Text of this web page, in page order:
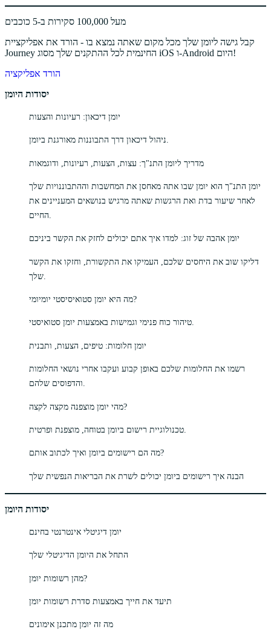
מעל 100,000 סקירות ב-5 כוכבים
קבל גישה ליומן שלך מכל מקום שאתה נמצא בו - הורד את אפליקציית
Journey החינמית לכל ההתקנים שלך מסוג iOS ו-Android היום!
הורד אפליקציה
יסודות היומן
יומן דיכאון: רעיונות והצעות
מדריך ליומן התנ"ך: עצות, הצעות, רעיונות, ודוגמאות
יומן התנ"ך הוא יומן שבו אתה מאחסן את המחשבות וההתבוננויות שלך
לאחר שיעור בדת ואת הרגשות שאתה מרגיש בנושאים המעניינים את
יומן אהבה של זוג: למדו איך אתם יכולים לחזק את הקשר ביניכם
דליקו שוב את היחסים שלכם, העמיקו את התקשורת, וחזקו את הקשר
מה היא יומן סטואיסיסטי יומיומי?
טיהור כוח פנימי וגמישות באמצעות יומן סטואיסטי.
יומן חלומות: טיפים, הצעות, ותבנית
רשמו את החלומות שלכם באופן קבוע ועקבו אחרי נושאי החלומות
והדפוסים שלהם.
מהי יומן מוצפנה מקצה לקצה?
מה הם רישומים ביומן ואיך לכתוב אותם?
הבנה איך רישומים ביומן יכולים לשרת את הבריאות הנפשית שלך
יסודות היומן
יומן דיגיטלי אינטרנטי בחינם
התחל את היומן הדיגיטלי שלך
מהן רשומות יומן?
תיעד את חייך באמצעות סדרת רשומות יומן
מה זה יומן מתכנן אימונים